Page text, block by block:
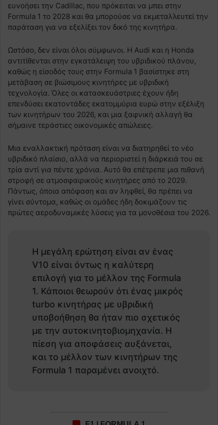
ευνοήσει την Cadillac, που πρόκειται να μπει στην
Formula 1 το 2028 και θα μπορούσε να εκμεταλλευτεί την
παράταση για να εξελίξει τον δικό της κινητήρα.
Ωστόσο, δεν είναι όλοι σύμφωνοι. Η Audi και η Honda
αντιτίθενται στην εγκατάλειψη του υβριδικού πλάνου,
καθώς η είσοδός τους στην Formula 1 βασίστηκε στη
μετάβαση σε βιώσιμους κινητήρες με υβριδική
τεχνολογία. Όλες οι κατασκευάστριες έχουν ήδη
επενδύσει εκατοντάδες εκατομμύρια ευρώ στην εξέλιξη
των κινητήρων του 2026, και μια ξαφνική αλλαγή θα
σήμαινε τεράστιες οικονομικές απώλειες.
Μια εναλλακτική πρόταση είναι να διατηρηθεί το νέο
υβριδικό πλαίσιο, αλλά να περιοριστεί η διάρκειά του σε
τρία αντί για πέντε χρόνια. Αυτό θα επέτρεπε μια πιθανή
στροφή σε ατμοσφαιρικούς κινητήρες από το 2029.
Πάντως, όποια απόφαση και αν ληφθεί, θα πρέπει να
γίνει σύντομα, καθώς οι ομάδες ήδη δοκιμάζουν τις
πρώτες αεροδυναμικές λύσεις για τα μονοθέσια του 2026.
Η μεγάλη ερώτηση είναι αν ένας
V10 είναι όντως η καλύτερη
επιλογή για το μέλλον της Formula
1. Κάποιοι θεωρούν ότι ένας μικρός
turbo κινητήρας με υβριδική
υποβοήθηση θα ήταν πιο σχετικός
με την αυτοκινητοβιομηχανία. Η
πίεση για αποφάσεις αυξάνεται,
και το μέλλον των κινητήρων της
Formula 1 παραμένει ανοιχτό.